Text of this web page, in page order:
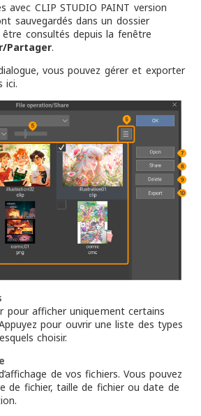
avec CLIP STUDIO PAINT version
sauvegardés dans un dossier
consultés depuis la fenêtre
Partager.
vous pouvez gérer et exporter
ici.
pour afficher uniquement certains
pour ouvrir une liste des types
choisir.
de vos fichiers. Vous pouvez
de fichier, taille de fichier ou date de